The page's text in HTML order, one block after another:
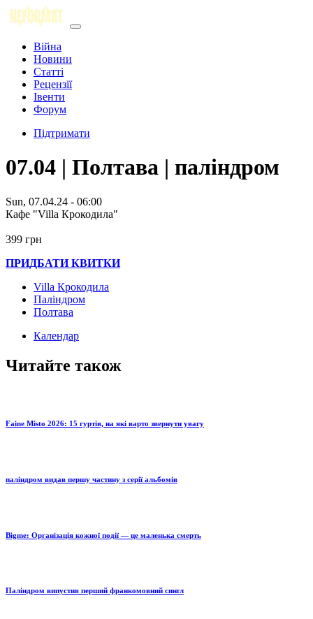
Війна
Новини
Статті
Рецензії
Івенти
Форум
Підтримати
07.04 | Полтава | паліндром
Sun, 07.04.24 - 06:00
Кафе "Villa Крокодила"
399 грн
ПРИДБАТИ КВИТКИ
Villa Крокодила
Паліндром
Полтава
Календар
Читайте також
Faine Misto 2026: 15 гуртів, на які варто звернути увагу
паліндром видав першу частину з серії альбомів
Bigme: Організація кожної події — це маленька смерть
Паліндром випустив перший франкомовний сингл